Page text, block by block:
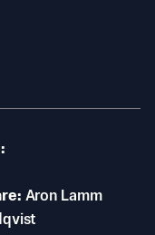
Aron Lamm